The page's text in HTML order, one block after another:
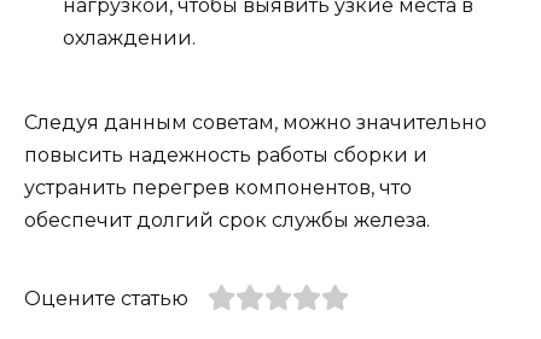
нагрузкой, чтобы выявить узкие места в
охлаждении.
Следуя данным советам, можно значительно
повысить надежность работы сборки и
устранить перегрев компонентов, что
обеспечит долгий срок службы железа.
Оцените статью